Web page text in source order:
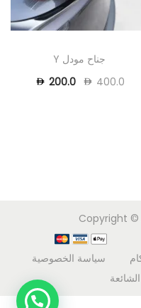
جناح مودل Y
400.0
200.0
Copyright ©
سياسة الخصوصية